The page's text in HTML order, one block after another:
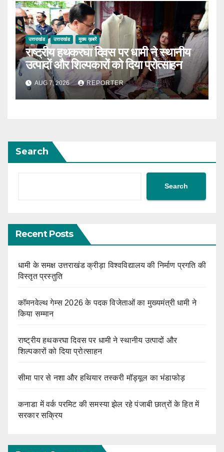
उत्तराखंड उत्तराखंड मुख्य ख़बरें
राष्ट्रीय हथकरघा दिवस पर धामी ने स्थानीय
उत्पादों और शिल्पकारों को दिया प्रोत्साहन
AUG 7, 2026 REPORTER
Search
Search
Recent Posts
धामी के समक्ष उत्तराखंड क्रीड़ा विश्वविद्यालय की निर्माण प्रगति की
विस्तृत प्रस्तुति
कॉमनवेल्थ गेम्स 2026 के पदक विजेताओं का मुख्यमंत्री धामी ने
किया सम्मान
राष्ट्रीय हथकरघा दिवस पर धामी ने स्थानीय उत्पादों और
शिल्पकारों को दिया प्रोत्साहन
सीमा पार से नशा और हथियार तस्करी मॉड्यूल का भंडाफोड़
कनाडा में वर्क परमिट की समस्या झेल रहे पंजाबी छात्रों के हित में
सरकार सक्रिय